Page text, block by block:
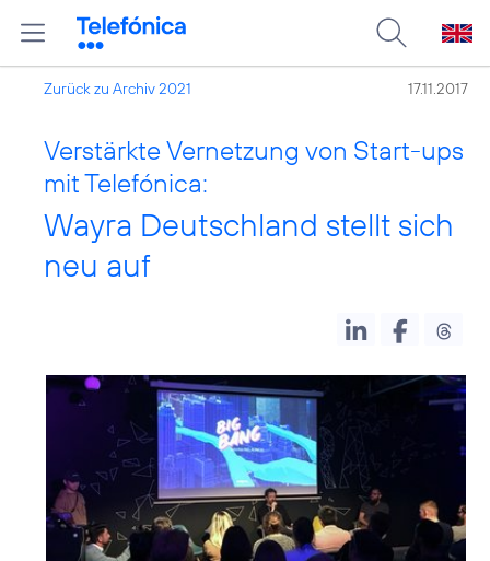
Zurück zu Archiv 2021 17.11.2017
Verstärkte Vernetzung von Start-ups
mit Telefónica:
Wayra Deutschland stellt sich
neu auf